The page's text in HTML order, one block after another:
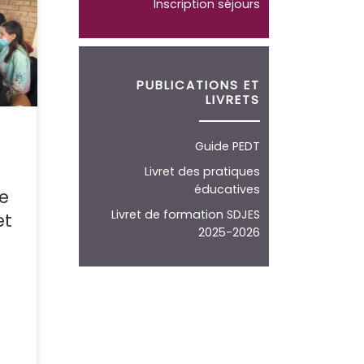
Inscription séjours
PUBLICATIONS ET
LIVRETS
Guide PEDT
Livret des pratiques
éducatives
Livret de formation SDJES
2025-2026